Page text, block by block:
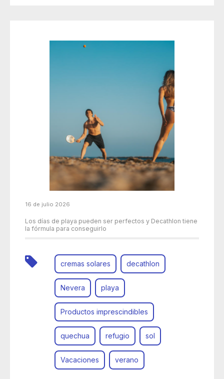
16 de julio 2026
Los días de playa pueden ser perfectos y Decathlon tiene
la fórmula para conseguirlo
cremas solares decathlon
Nevera playa
Productos imprescindibles
quechua refugio sol
Vacaciones verano